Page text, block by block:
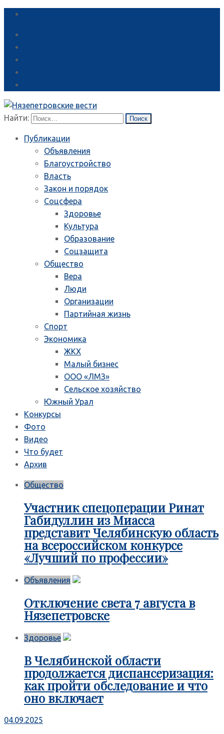
Найти:
Публикации
Объявления
Благоустройство
Власть
Закон и порядок
Соцсфера
Здоровье
Культура
Образование
Соцзащита
Общество
Вера
Люди
Организации
Партийная жизнь
Спорт
Экономика
ЖКХ
Малый бизнес
ООО «ЛМЗ»
Сельское хозяйство
Южный Урал
Конкурсы
Фото
Видео
Что будет
Архив
Общество
Участник спецоперации Ринат
Габидуллин из Миасса
представит Челябинскую область
на всероссийском конкурсе
«Лучший по профессии»
Объявления
Отключение света 7 августа в
Нязепетровске
Здоровье
В Челябинской области
продолжается диспансеризация:
как пройти обследование и что
оно включает
04.09.2025